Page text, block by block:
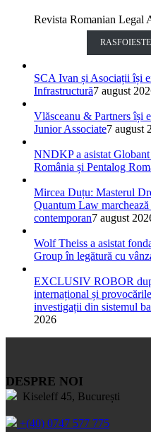
Revista Romanian Legal
SCA Ivan și Asociații își
Infrastructură7 august
Vlăsceanu & Partners își
Junior Associate7 august
NNDKP a asistat
România și Pentalog
Mircea Duțu: Masterul
Quantum Law
contemporan7 august
Wolf Theiss a asistat
Group în legătură cu
EXCLUSIV ROBOR
internațional și
investigații din sistemul
2026
DESPRE NOI
Kiseleff 45, București
+(40) 0747 577 775